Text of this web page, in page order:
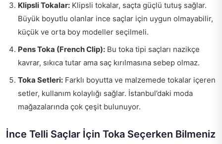
Klipsli Tokalar: Klipsli tokalar, saçta güçlü tutuş sağlar.
Büyük boyutlu olanlar ince saçlar için uygun olmayabilir,
küçük ve orta boy modeller seçilmeli.
Pens Toka (French Clip): Bu toka tipi saçları nazikçe
kavrar, sıkıca tutar ama saç kırılmasına sebep olmaz.
Toka Setleri: Farklı boyutta ve malzemede tokalar içeren
setler, kullanım kolaylığı sağlar. İstanbul’daki moda
mağazalarında çok çeşit bulunuyor.
İnce Telli Saçlar İçin Toka Seçerken Bilmeniz